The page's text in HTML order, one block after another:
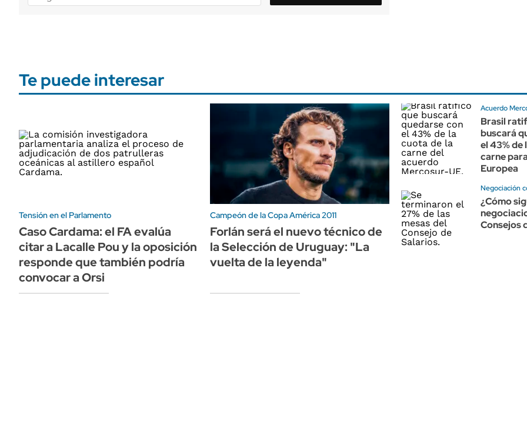
Te puede interesar
Tensión en el Parlamento
Caso Cardama: el FA evalúa
citar a Lacalle Pou y la oposición
responde que también podría
convocar a Orsi
Campeón de la Copa América 2011
Forlán será el nuevo técnico de
la Selección de Uruguay: "La
vuelta de la leyenda"
Acuerdo
Brasil
buscará
el 43% de
carne
Europea
Negociación
¿Cómo
Consejos